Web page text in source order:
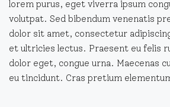
lorem purus, eget viverra ipsum
volutpat. Sed bibendum venenatis
dolor sit amet, consectetur
et ultricies lectus. Praesent eu felis
dolor eget, congue urna. Maecenas
eu tincidunt. Cras pretium